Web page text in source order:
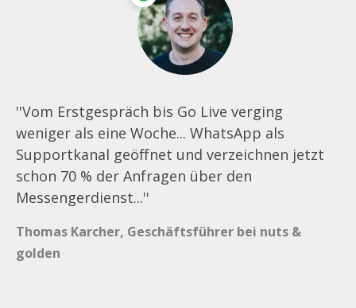
''Vom Erstgespräch bis Go Live verging
weniger als eine Woche... WhatsApp als
Supportkanal geöffnet und verzeichnen jetzt
schon 70 % der Anfragen über den
Messengerdienst...''
Thomas Karcher, Geschäftsführer bei nuts &
golden